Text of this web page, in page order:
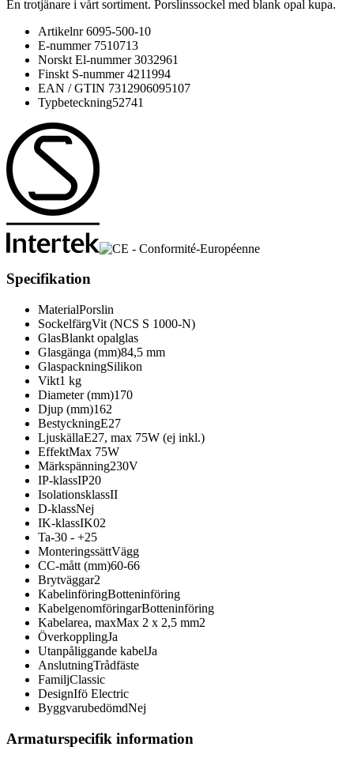
En trotjänare i vårt sortiment. Porslinssockel med blank opal kupa.
Artikelnr6095-500-10
E-nummer7510713
Norskt El-nummer3032961
Finskt S-nummer4211994
EAN / GTIN 7312906095107
Typbeteckning52741
Specifikation
MaterialPorslin
SockelfärgVit (NCS S 1000-N)
GlasBlankt opalglas
Glasgänga (mm)84,5 mm
GlaspackningSilikon
Vikt1 kg
Diameter (mm)170
Djup (mm)162
BestyckningE27
LjuskällaE27, max 75W (ej inkl.)
EffektMax 75W
Märkspänning230V
IP-klassIP20
IsolationsklassII
D-klassNej
IK-klassIK02
Ta-30 - +25
MonteringssättVägg
CC-mått (mm)60-66
Brytväggar2
KabelinföringBotteninföring
KabelgenomföringarBotteninföring
Kabelarea, maxMax 2 x 2,5 mm2
ÖverkopplingJa
Utanpåliggande kabelJa
AnslutningTrådfäste
FamiljClassic
DesignIfö Electric
ByggvarubedömdNej
Armaturspecifik information